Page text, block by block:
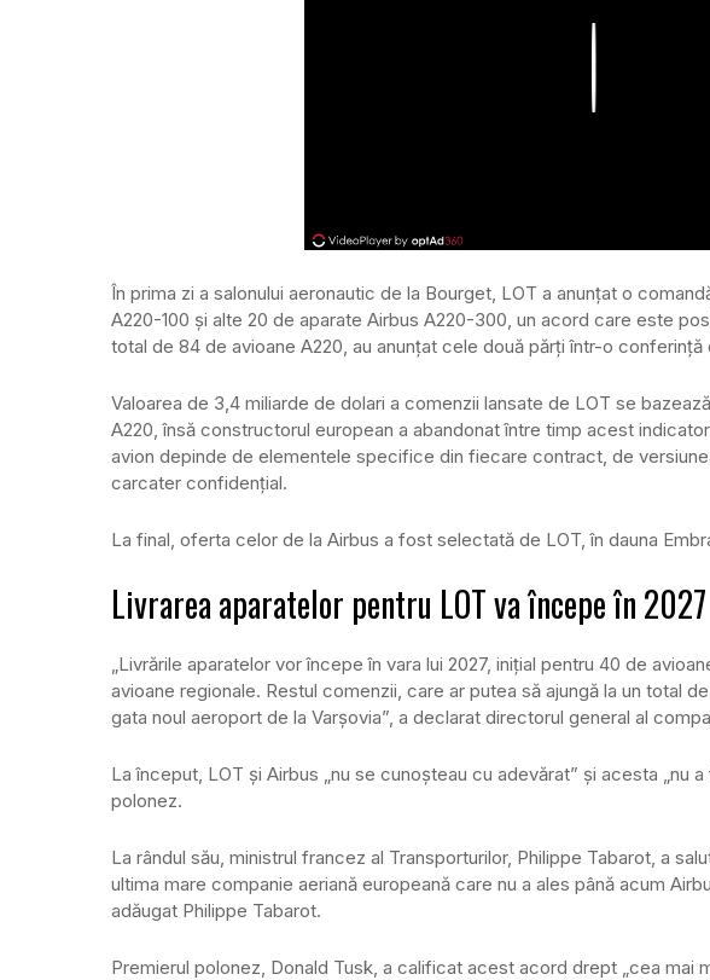
În prima zi a salonului aeronautic de la Bourget, LOT a anunţat o
A220-100 şi alte 20 de aparate Airbus A220-300, un acord care este
total de 84 de avioane A220, au anunţat cele două părţi într-o conferinţă
Valoarea de 3,4 miliarde de dolari a comenzii lansate de LOT se
A220, însă constructorul european a abandonat între timp acest
avion depinde de elementele specifice din fiecare contract, de
carcater confidenţial.
La final, oferta celor de la Airbus a fost selectată de LOT, în dauna
Livrarea aparatelor pentru LOT va începe în 2027
„Livrările aparatelor vor începe în vara lui 2027, iniţial pentru 40 de
avioane regionale. Restul comenzii, care ar putea să ajungă la un total
gata noul aeroport de la Varşovia”, a declarat directorul general al
La început, LOT şi Airbus „nu se cunoşteau cu adevărat” şi acesta „nu
polonez.
La rândul său, ministrul francez al Transporturilor, Philippe Tabarot, a
ultima mare companie aeriană europeană care nu a ales până acum
adăugat Philippe Tabarot.
Premierul polonez, Donald Tusk, a calificat acest acord drept „cea mai